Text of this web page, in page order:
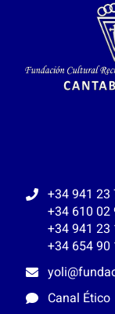
+34 941 23
+34 610 02
+34 941 23
+34 654
Canal Ético